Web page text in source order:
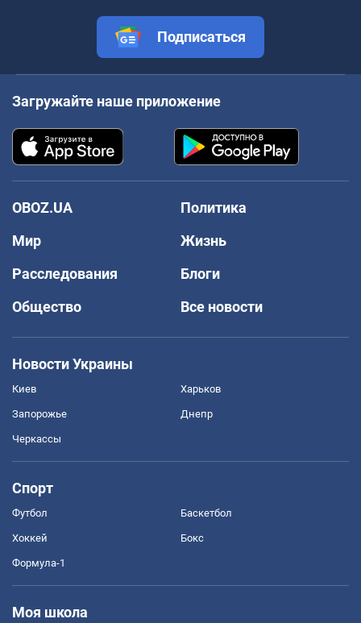
Подписаться
Загружайте наше приложение
OBOZ.UA
Политика
Мир
Жизнь
Расследования
Блоги
Общество
Все новости
Новости Украины
Киев Харьков
Запорожье Днепр
Черкассы
Спорт
Футбол Баскетбол
Хоккей Бокс
Формула-1
Моя школа